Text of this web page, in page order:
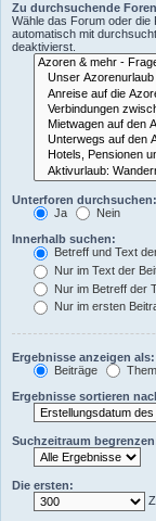
Zu durchsuchende
Wähle das Forum oder
automatisch mit
deaktivierst.
Unterforen durchsuchen:
Ja
Nein
Innerhalb suchen:
Betreff und Text
Nur im Text der
Nur im Betreff der
Nur im ersten
Ergebnisse anzeigen als:
Beiträge
Ergebnisse sortieren
Suchzeitraum
Die ersten: